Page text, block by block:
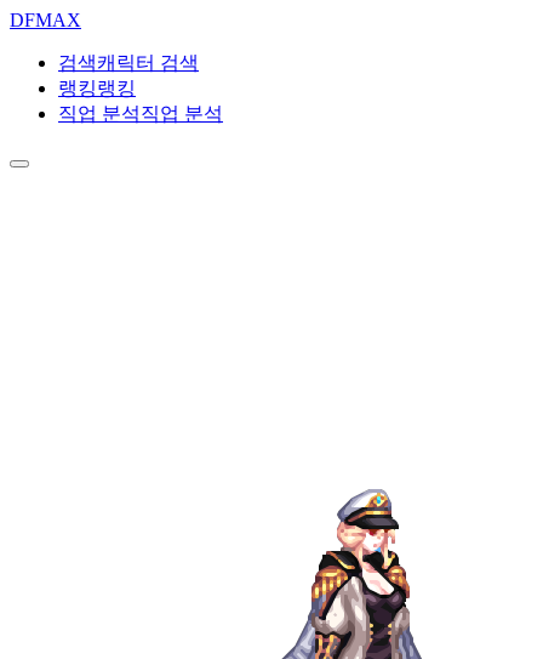
DFMAX
검색캐릭터 검색
랭킹랭킹
직업 분석직업 분석